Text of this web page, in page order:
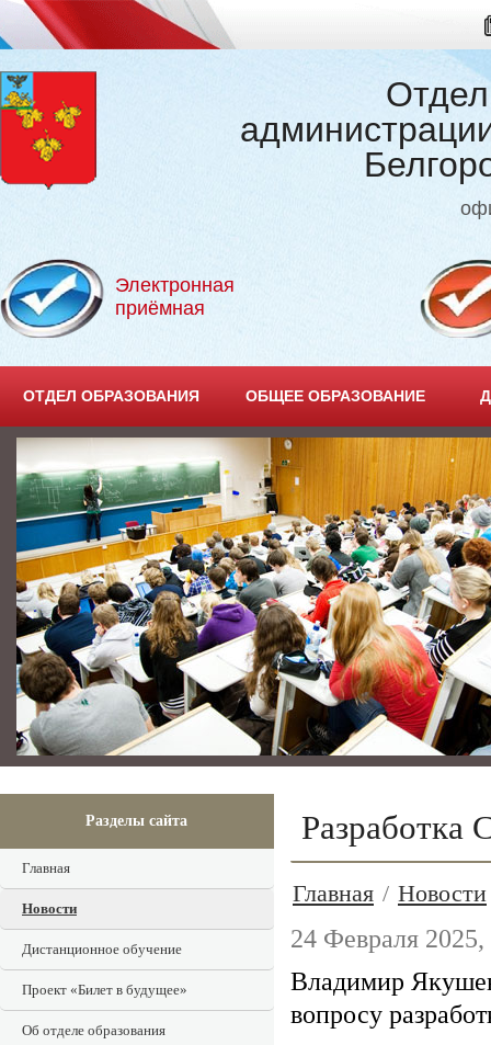
Электронная
приёмная
ОТДЕЛ ОБРАЗОВАНИЯ ОБЩЕЕ ОБРАЗОВАНИЕ
Разделы сайта
Главная
Новости
Дистанционное обучение
Проект «Билет в будущее»
Об отделе образования
Разработка
Главная / Новости
24 Февраля 2025,
Владимир
вопросу